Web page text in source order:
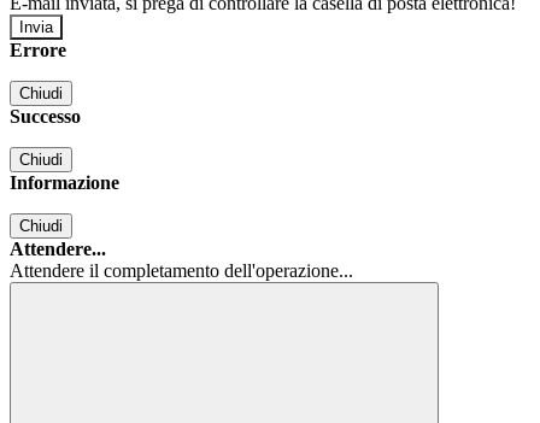
Errore
Chiudi
Successo
Chiudi
Informazione
Chiudi
Attendere...
Attendere il completamento dell'operazione...